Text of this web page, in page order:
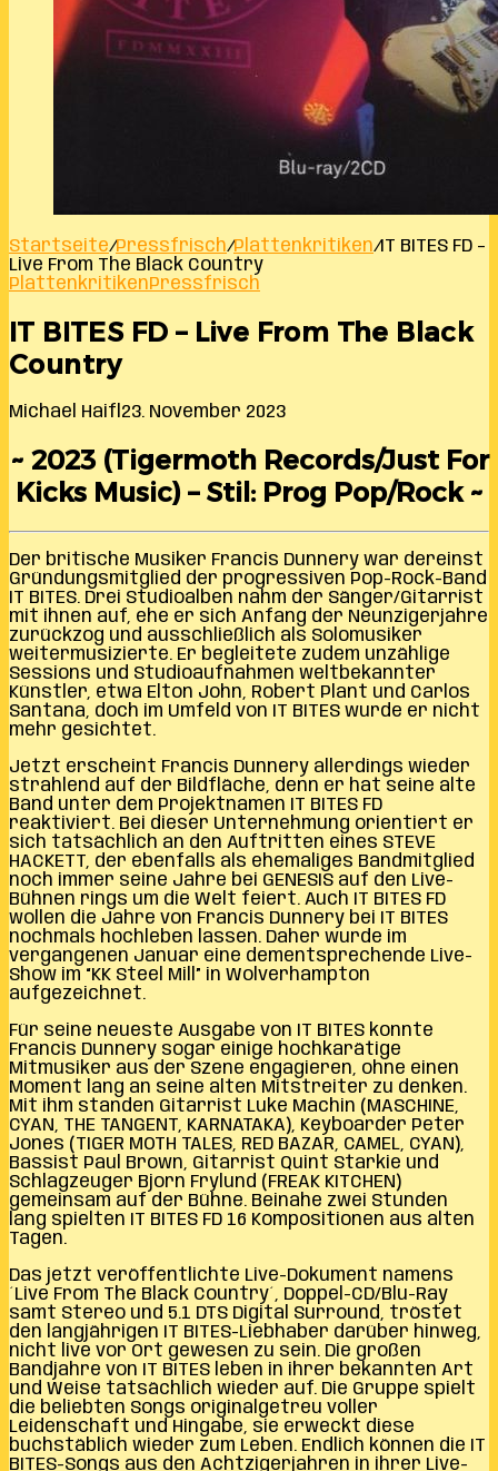
Startseite/Pressfrisch/Plattenkritiken/IT BITES FD –
Live From The Black Country
PlattenkritikenPressfrisch
IT BITES FD – Live From The Black
Country
Michael Haifl 23. November 2023
~ 2023 (Tigermoth Records/Just For
Kicks Music) – Stil: Prog Pop/Rock ~
Der britische Musiker Francis Dunnery war dereinst
Gründungsmitglied der progressiven Pop-Rock-Band
IT BITES. Drei Studioalben nahm der Sänger/Gitarrist
mit ihnen auf, ehe er sich Anfang der Neunzigerjahre
zurückzog und ausschließlich als Solomusiker
weitermusizierte. Er begleitete zudem unzählige
Sessions und Studioaufnahmen weltbekannter
Künstler, etwa Elton John, Robert Plant und Carlos
Santana, doch im Umfeld von IT BITES wurde er nicht
mehr gesichtet.
Jetzt erscheint Francis Dunnery allerdings wieder
strahlend auf der Bildfläche, denn er hat seine alte
Band unter dem Projektnamen IT BITES FD
reaktiviert. Bei dieser Unternehmung orientiert er
sich tatsächlich an den Auftritten eines STEVE
HACKETT, der ebenfalls als ehemaliges Bandmitglied
noch immer seine Jahre bei GENESIS auf den Live-
Bühnen rings um die Welt feiert. Auch IT BITES FD
wollen die Jahre von Francis Dunnery bei IT BITES
nochmals hochleben lassen. Daher wurde im
vergangenen Januar eine dementsprechende Live-
Show im “KK Steel Mill” in Wolverhampton
aufgezeichnet.
Für seine neueste Ausgabe von IT BITES konnte
Francis Dunnery sogar einige hochkarätige
Mitmusiker aus der Szene engagieren, ohne einen
Moment lang an seine alten Mitstreiter zu denken.
Mit ihm standen Gitarrist Luke Machin (MASCHINE,
CYAN, THE TANGENT, KARNATAKA), Keyboarder Peter
Jones (TIGER MOTH TALES, RED BAZAR, CAMEL, CYAN),
Bassist Paul Brown, Gitarrist Quint Starkie und
Schlagzeuger Bjorn Frylund (FREAK KITCHEN)
gemeinsam auf der Bühne. Beinahe zwei Stunden
lang spielten IT BITES FD 16 Kompositionen aus alten
Tagen.
Das jetzt veröffentlichte Live-Dokument namens
´Live From The Black Country´, Doppel-CD/Blu-Ray
samt Stereo und 5.1 DTS Digital Surround, tröstet
den langjährigen IT BITES-Liebhaber darüber hinweg,
nicht live vor Ort gewesen zu sein. Die großen
Bandjahre von IT BITES leben in ihrer bekannten Art
und Weise tatsächlich wieder auf. Die Gruppe spielt
die beliebten Songs originalgetreu voller
Leidenschaft und Hingabe, sie erweckt diese
buchstäblich wieder zum Leben. Endlich können die IT
BITES-Songs aus den Achtzigerjahren in ihrer Live-